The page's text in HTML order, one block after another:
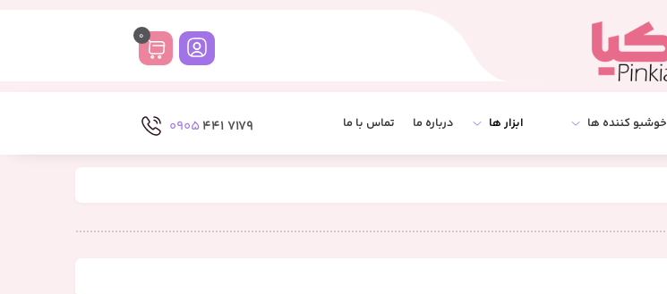
0
خوشبو کننده ها ابزار ها درباره ما تماس با ما 7179 441
0905